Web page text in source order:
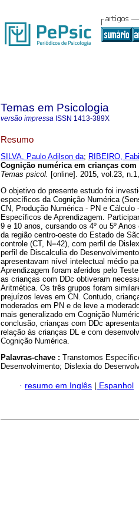
Temas em Psicologia
versão impressa ISSN 1413-389X
Resumo
SILVA, Paulo Adilson da; RIBEIRO,
Cognição numérica em crianças
Temas psicol. [online]. 2015, vol.23,
O objetivo do presente estudo foi
específicos da Cognição Numérica
CN, Produção Numérica - PN e
Específicos de Aprendizagem.
9 e 10 anos, cursando os 4º ou 5º
da região centro-oeste do Estado de
controle (CT, N=42), com perfil de
perfil de Discalculia do
apresentavam nível intelectual médio
Aprendizagem foram aferidos pelo
as crianças com DDc obtiveram
Aritmética. Os três grupos foram
prejuízos leves em CN. Contudo,
moderados em PN e de leve a
mais generalizado em Cognição
conclusão, crianças com DDc
relação às crianças DL e com
Cognição Numérica.
Palavras-chave : Transtornos
Desenvolvimento; Dislexia do
· resumo em Inglês | Espanhol